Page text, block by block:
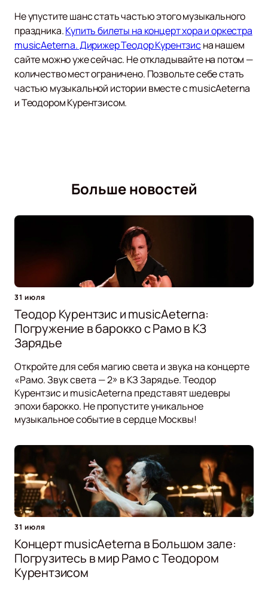
Не упустите шанс стать частью этого музыкального
праздника.Купить билеты на концерт хора и оркестра
musicAeterna. Дирижер Теодор Курентзисна нашем
сайте можно уже сейчас. Не откладывайте на потом —
количество мест ограничено. Позвольте себе стать
частью музыкальной истории вместе с musicAeterna
и Теодором Курентзисом.
Больше новостей
31 июля
Теодор Курентзис и musicAeterna:
Погружение в барокко с Рамо в КЗ
Зарядье
Откройте для себя магию света и звука на концерте
«Рамо. Звук света — 2» в КЗ Зарядье. Теодор
Курентзис и musicAeterna представят шедевры
эпохи барокко. Не пропустите уникальное
музыкальное событие в сердце Москвы!
31 июля
Концерт musicAeterna в Большом зале:
Погрузитесь в мир Рамо с Теодором
Курентзисом